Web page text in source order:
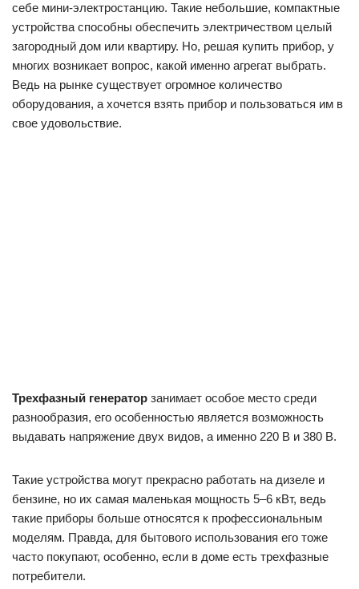
себе мини-электростанцию. Такие небольшие, компактные
устройства способны обеспечить электричеством целый
загородный дом или квартиру. Но, решая купить прибор, у
многих возникает вопрос, какой именно агрегат выбрать.
Ведь на рынке существует огромное количество
оборудования, а хочется взять прибор и пользоваться им в
свое удовольствие.
Трехфазный генератор занимает особое место среди
разнообразия, его особенностью является возможность
выдавать напряжение двух видов, а именно 220 В и 380 В.
Такие устройства могут прекрасно работать на дизеле и
бензине, но их самая маленькая мощность 5–6 кВт, ведь
такие приборы больше относятся к профессиональным
моделям. Правда, для бытового использования его тоже
часто покупают, особенно, если в доме есть трехфазные
потребители.